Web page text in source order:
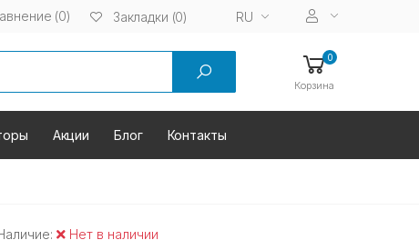
(0) Закладки (0) RU
0
Корзина
Акции Блог Контакты
Нет в наличии